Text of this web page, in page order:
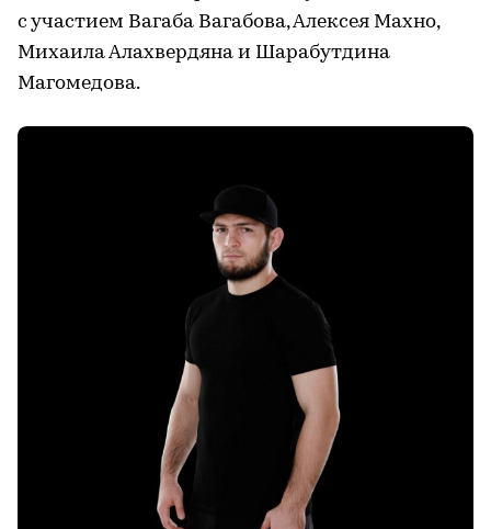
с участием Вагаба Вагабова, Алексея Махно,
Михаила Алахвердяна и Шарабутдина
Магомедова.